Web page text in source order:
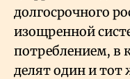
долгосрочного
изощренной
потреблением, в
делят один и тот